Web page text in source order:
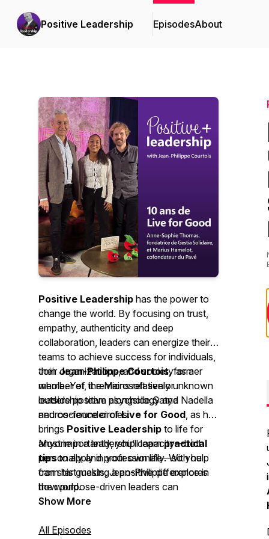
Positive Leadership EpisodesAbout
Positive Leadership has the power to
change the world. By focusing on trust,
empathy, authenticity and deep
collaboration, leaders can energize their
teams to achieve success for individuals,
their organizations, and society as a
whole. Yet, it remains relatively unknown
outside positive psychology and
neuroscience circles.
JoinJean-Philippe Courtois, former
member of the Microsoft senior
leadership team alongside Satya Nadella
and co-founder ofLive for Good, as he
brings Positive Leadership to life for
anyone in a leadership capacity—both
personally and professionally. With help
from his guests, Jean-Philippe explores
how purpose-driven leaders can
generate the positive energy needed to
fulfillment, and societal impact across a
Most importantly, you’ll learnpractical
tipsto apply in your own life—so you
can start making a positive difference in
the world.
Show More
All Episodes